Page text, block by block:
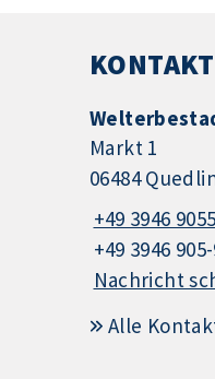
KONTAKT
Markt 1
06484
+49 3946
+49 3946
Nachricht
Alle